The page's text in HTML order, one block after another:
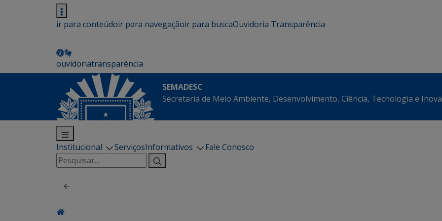
ir para conteúdoir para navegaçãoir para buscaOuvidoria Transparência
ouvidoriatransparência
SEMADESC
Secretaria de Meio Ambiente, Desenvolvimento, Ciência, Tecnologia e
Institucional ServiçosInformativos
Fale Conosco
Pesquisar
por: